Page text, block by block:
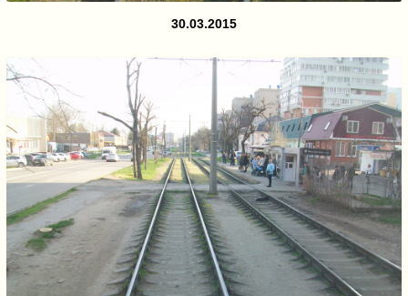
30.03.2015